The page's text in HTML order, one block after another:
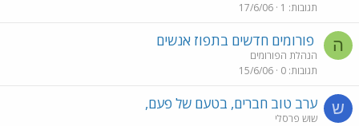
תגובות 1
17/6/06
ה פורומים חדשים בתפוז אנשים
הנהלת הפורומים
תגובות 0
15/6/06
ש ערב טוב חברים, בטעם של פעם,
שוש פרסלי